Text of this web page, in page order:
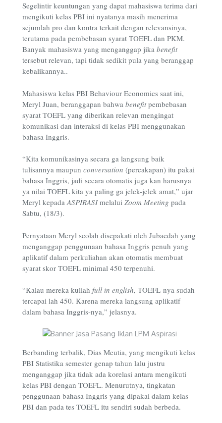
Segelintir keuntungan yang dapat mahasiswa terima dari
mengikuti kelas PBI ini nyatanya masih menerima
sejumlah pro dan kontra terkait dengan relevansinya,
terutama pada pembebasan syarat TOEFL dan PKM.
Banyak mahasiswa yang menganggap jika benefit
tersebut relevan, tapi tidak sedikit pula yang beranggap
kebalikannya..
Mahasiswa kelas PBI Behaviour Economics saat ini,
Meryl Juan, beranggapan bahwa benefitpembebasan
syarat TOEFL yang diberikan relevan mengingat
komunikasi dan interaksi di kelas PBI menggunakan
bahasa Inggris.
“Kita komunikasinya secara ga langsung baik
tulisannya maupun conversation (percakapan) itu pakai
bahasa Inggris, jadi secara otomatis juga kan harusnya
ya nilai TOEFL kita ya paling ga jelek-jelek amat,” ujar
Meryl kepadaASPIRASImelalui Zoom Meeting pada
Sabtu, (18/3).
Pernyataan Meryl seolah disepakati oleh Jubaedah yang
menganggap penggunaan bahasa Inggris penuh yang
aplikatif dalam perkuliahan akan otomatis membuat
syarat skor TOEFL minimal 450 terpenuhi.
“Kalau mereka kuliah full in english, TOEFL-nya sudah
tercapai lah 450. Karena mereka langsung aplikatif
dalam bahasa Inggris-nya,” jelasnya.
Berbanding terbalik, Dias Meutia, yang mengikuti kelas
PBI Statistika semester genap tahun lalu justru
menganggap jika tidak ada korelasi antara mengikuti
kelas PBI dengan TOEFL. Menurutnya, tingkatan
penggunaan bahasa Inggris yang dipakai dalam kelas
PBI dan pada tes TOEFL itu sendiri sudah berbeda.